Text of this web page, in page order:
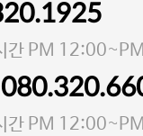
책임자 김상현
로4다길 41 마포
마포-3931호
간 PM
간 PM